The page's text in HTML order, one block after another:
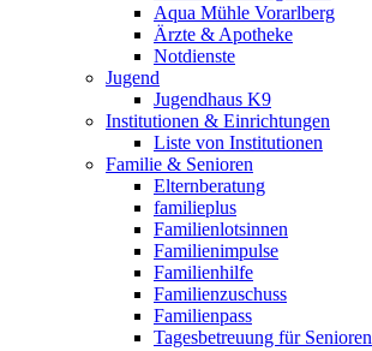
Aqua Mühle Vorarlberg
Ärzte & Apotheke
Notdienste
Jugend
Jugendhaus K9
Institutionen & Einrichtungen
Liste von Institutionen
Familie & Senioren
Elternberatung
familieplus
Familienlotsinnen
Familienimpulse
Familienhilfe
Familienzuschuss
Familienpass
Tagesbetreuung für Senioren